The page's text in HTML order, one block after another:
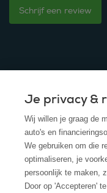
Schrijf een review
© 2025 - ROS Krediet
Algemene
Disclaimer
Privacy Policy
Je privacy &
Wij willen je graag de
auto's en
We gebruiken om die
optimaliseren, je
persoonlijk te maken,
Door op 'Accepteren'